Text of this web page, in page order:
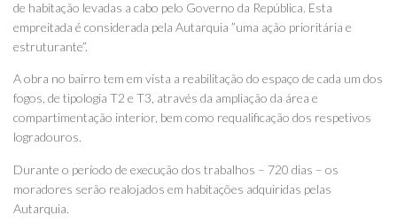
de habitação levadas a cabo pelo Governo da República. Esta
empreitada é considerada pela Autarquia ”uma ação prioritária e
estruturante”.
A obra no bairro tem em vista a reabilitação do espaço de cada um dos
fogos, de tipologia T2 e T3, através da ampliação da área e
compartimentação interior, bem como requalificação dos respetivos
logradouros.
Durante o período de execução dos trabalhos – 720 dias – os
moradores serão realojados em habitações adquiridas pelas
Autarquia.